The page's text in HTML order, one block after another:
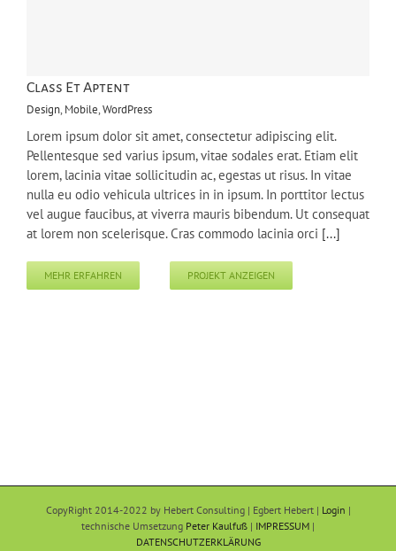
Class Et Aptent
Design, Mobile,WordPress
Lorem ipsum dolor sit amet, consectetur adipiscing elit.
Pellentesque sed varius ipsum, vitae sodales erat. Etiam elit
lorem, lacinia vitae sollicitudin ac, egestas ut risus. In vitae
nulla eu odio vehicula ultrices in in ipsum. In porttitor lectus
vel augue faucibus, at viverra mauris bibendum. Ut consequat
at lorem non scelerisque. Cras commodo lacinia orci [...]
MEHR ERFAHREN PROJEKT ANZEIGEN
CopyRight 2014-2022 by Hebert Consulting | Egbert Hebert | Login |
technische Umsetzung Peter Kaulfuß | IMPRESSUM |
DATENSCHUTZERKLÄRUNG